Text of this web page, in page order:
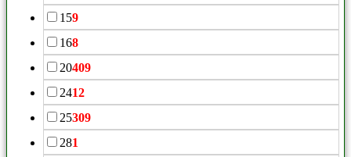
159
168
20409
2412
25309
281